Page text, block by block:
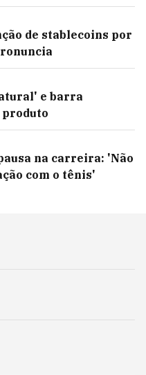
de stablecoins por
e barra
produto
na carreira: 'Não
com o tênis'